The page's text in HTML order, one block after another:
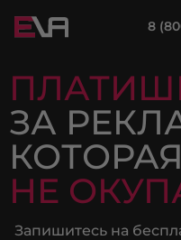
8
ЗА
КОТОРАЯ
НЕ
Запишитесь на